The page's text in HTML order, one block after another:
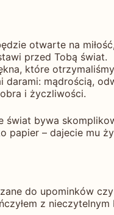
otwarte na
przed Tobą świat.
które
darami: mądrością,
i życzliwości.
bywa
– dajecie mu
do upominków
z nieczytelnym